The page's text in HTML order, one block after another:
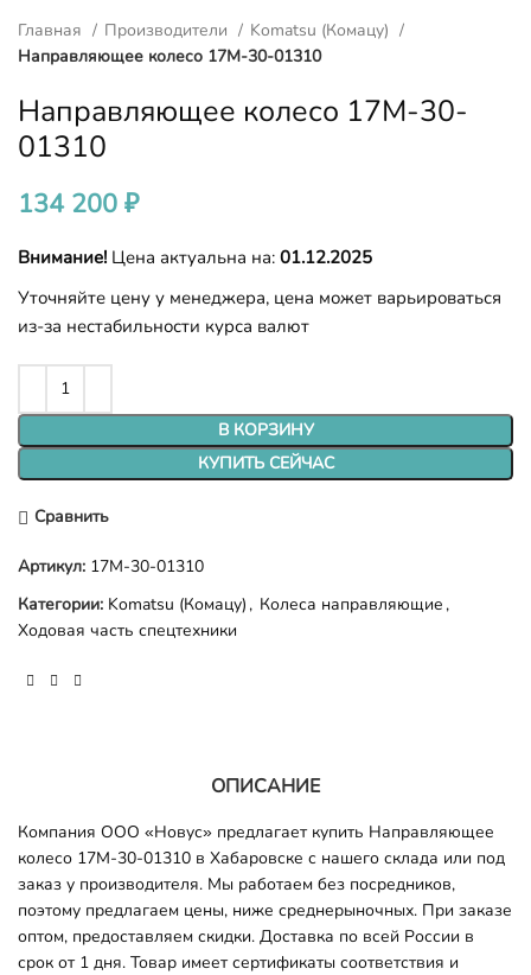
Главная Производители
Komatsu (Комацу)
Направляющее колесо 17M-30-01310
Направляющее колесо 17M-30-
01310
134 200 ₽
Внимание! Цена актуальна на: 01.12.2025
Уточняйте цену у менеджера, цена может варьироваться
из-за нестабильности курса валют
В КОРЗИНУ
КУПИТЬ СЕЙЧАС
Сравнить
Артикул: 17M-30-01310
Категории: Komatsu (Комацу) , Колеса направляющие ,
Ходовая часть спецтехники
ОПИСАНИЕ
Компания ООО «Новус» предлагает купить Направляющее
колесо 17M-30-01310 в Хабаровске с нашего склада или под
заказ у производителя. Мы работаем без посредников,
поэтому предлагаем цены, ниже среднерыночных. При заказе
оптом, предоставляем скидки. Доставка по всей России в
срок от 1 дня. Товар имеет сертификаты соответствия и